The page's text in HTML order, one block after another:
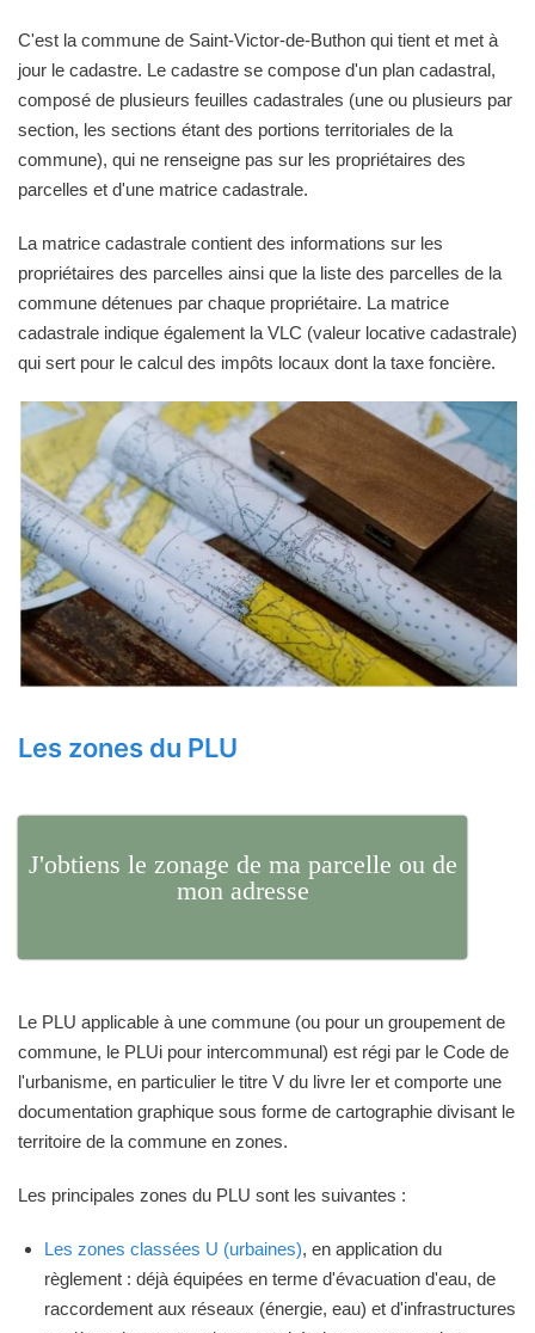
C'est la commune de Saint-Victor-de-Buthon qui tient et met à
jour le cadastre. Le cadastre se compose d'un plan cadastral,
composé de plusieurs feuilles cadastrales (une ou plusieurs par
section, les sections étant des portions territoriales de la
commune), qui ne renseigne pas sur les propriétaires des
parcelles et d'une matrice cadastrale.
La matrice cadastrale contient des informations sur les
propriétaires des parcelles ainsi que la liste des parcelles de la
commune détenues par chaque propriétaire. La matrice
cadastrale indique également la VLC (valeur locative cadastrale)
qui sert pour le calcul des impôts locaux dont la taxe foncière.
Les zones du PLU
J'obtiens le zonage de ma parcelle ou de
mon adresse
Le PLU applicable à une commune (ou pour un groupement de
commune, le PLUi pour intercommunal) est régi par le Code de
l'urbanisme, en particulier le titre V du livre Ier et comporte une
documentation graphique sous forme de cartographie divisant le
territoire de la commune en zones.
Les principales zones du PLU sont les suivantes :
Les zones classées U (urbaines), en application du
règlement : déjà équipées en terme d'évacuation d'eau, de
raccordement aux réseaux (énergie, eau) et d'infrastructures